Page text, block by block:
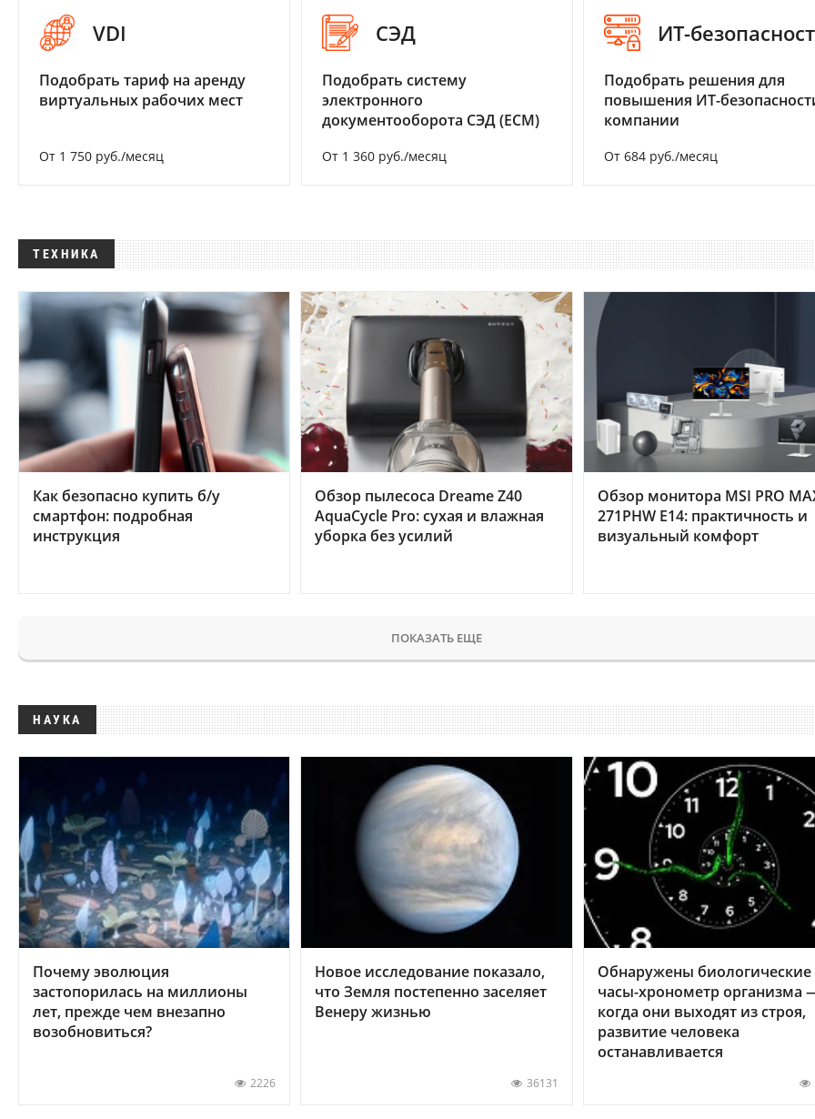
VDI
Подобрать тариф на аренду
виртуальных рабочих мест
От 1 750 руб./месяц
СЭД
Подобрать систему
электронного
документооборота СЭД (ECM)
От 1 360 руб./месяц
ИТ-
Подобрать решения для
повышения ИТ-
компании
От 684 руб./месяц
ТЕХНИКА
Как безопасно купить б/у
смартфон: подробная
инструкция
Обзор пылесоса Dreame Z40
AquaCycle Pro: сухая и влажная
уборка без усилий
Обзор монитора MSI PRO
271PHW E14: практичность и
визуальный комфорт
ПОКАЗАТЬ ЕЩЕ
НАУКА
Почему эволюция
застопорилась на миллионы
лет, прежде чем внезапно
возобновиться?
2226
Новое исследование показало,
что Земля постепенно заселяет
Венеру жизнью
36131
Обнаружены биологические
часы-хронометр организма
когда они выходят из строя,
развитие человека
останавливается